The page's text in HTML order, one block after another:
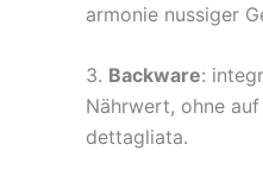
armonie nussiger
3. Backware:
Nährwert, ohne
dettagliata.